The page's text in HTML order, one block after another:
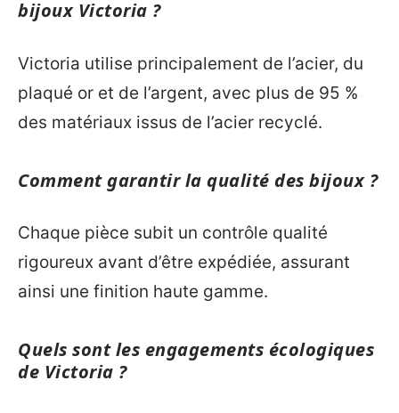
bijoux Victoria ?
Victoria utilise principalement de l’acier, du
plaqué or et de l’argent, avec plus de 95 %
des matériaux issus de l’acier recyclé.
Comment garantir la qualité des bijoux ?
Chaque pièce subit un contrôle qualité
rigoureux avant d’être expédiée, assurant
ainsi une finition haute gamme.
Quels sont les engagements écologiques
de Victoria ?